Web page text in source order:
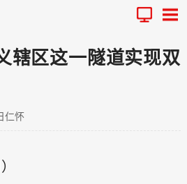
辖区这一隧道实现双
仁怀